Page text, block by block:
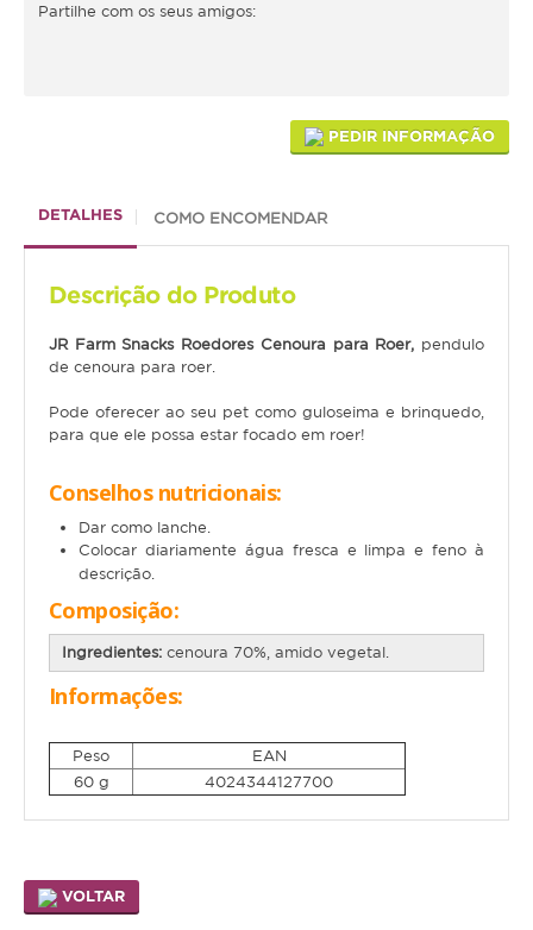
Grandes
Serpente
ACESSÓRIOS
Júnior
Adulto
Gato
Júnior
Adulto
Sénior
Coelho
Furão
Partilhe com os seus amigos:
PEDIR INFORMAÇÃO
DETALHES COMO ENCOMENDAR
Descrição do Produto
JR Farm Snacks Roedores Cenoura para Roer, pendulo
de cenoura para roer.
Pode oferecer ao seu pet como guloseima e brinquedo,
para que ele possa estar focado em roer!
Conselhos nutricionais:
Dar como lanche.
Colocar diariamente água fresca e limpa e feno à
descrição.
Composição:
Ingredientes: cenoura 70%, amido vegetal.
Informações:
Peso
EAN
60 g
4024344127700
VOLTAR